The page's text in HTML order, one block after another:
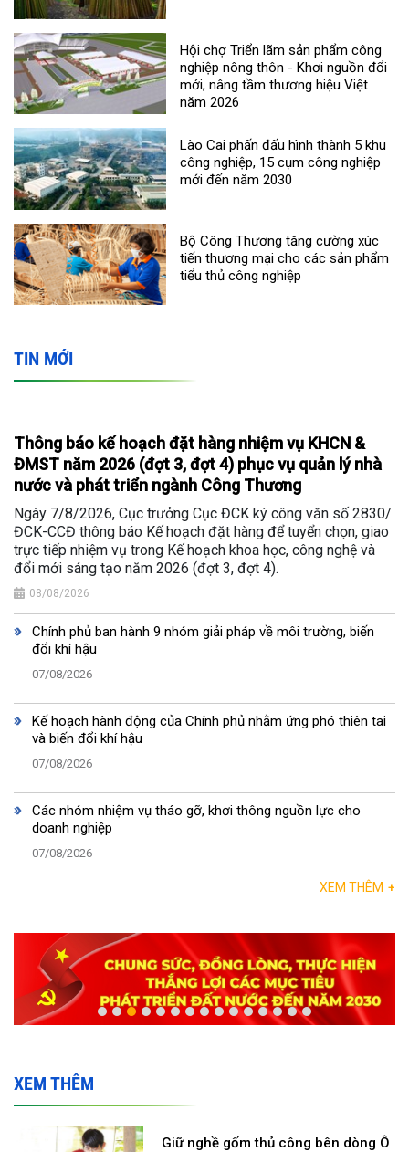
Hội chợ Triển lãm sản phẩm công
nghiệp nông thôn - Khơi nguồn đổi
mới, nâng tầm thương hiệu Việt
năm 2026
Lào Cai phấn đấu hình thành 5 khu
công nghiệp, 15 cụm công nghiệp
mới đến năm 2030
Bộ Công Thương tăng cường xúc
tiến thương mại cho các sản phẩm
tiểu thủ công nghiệp
TIN MỚI
Thông báo kế hoạch đặt hàng nhiệm vụ KHCN &
ĐMST năm 2026 (đợt 3, đợt 4) phục vụ quản lý nhà
nước và phát triển ngành Công Thương
Ngày 7/8/2026, Cục trưởng Cục ĐCK ký công văn số 2830/
ĐCK-CCĐ thông báo Kế hoạch đặt hàng để tuyển chọn, giao
trực tiếp nhiệm vụ trong Kế hoạch khoa học, công nghệ và
đổi mới sáng tạo năm 2026 (đợt 3, đợt 4).
08/08/2026
Chính phủ ban hành 9 nhóm giải pháp về môi trường, biến
đổi khí hậu
07/08/2026
Kế hoạch hành động của Chính phủ nhằm ứng phó thiên tai
và biến đổi khí hậu
07/08/2026
Các nhóm nhiệm vụ tháo gỡ, khơi thông nguồn lực cho
doanh nghiệp
07/08/2026
XEM THÊM +
XEM THÊM
Giữ nghề gốm thủ công bên dòng Ô